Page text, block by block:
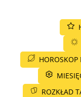
HOROSKOP
ROZKŁAD